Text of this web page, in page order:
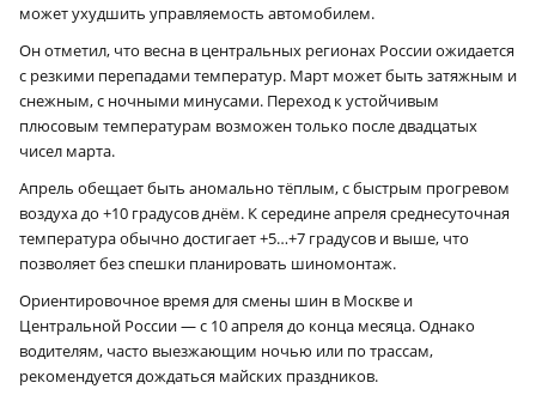
может ухудшить управляемость автомобилем.
Он отметил, что весна в центральных регионах России ожидается
с резкими перепадами температур. Март может быть затяжным и
снежным, с ночными минусами. Переход к устойчивым
плюсовым температурам возможен только после двадцатых
чисел марта.
Апрель обещает быть аномально тёплым, с быстрым прогревом
воздуха до +10 градусов днём. К середине апреля среднесуточная
температура обычно достигает +5…+7 градусов и выше, что
позволяет без спешки планировать шиномонтаж.
Ориентировочное время для смены шин в Москве и
Центральной России — с 10 апреля до конца месяца. Однако
водителям, часто выезжающим ночью или по трассам,
рекомендуется дождаться майских праздников.